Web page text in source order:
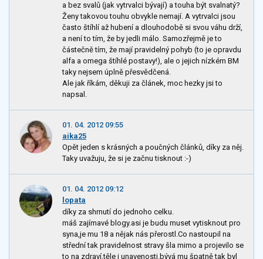
a bez svalů (jak vytrvalci bývají) a touha být svalnatý?
Ženy takovou touhu obvykle nemají. A vytrvalci jsou
často štíhlí až hubení a dlouhodobě si svou váhu drží,
a není to tím, že by jedli málo. Samozřejmě je to
částečně tím, že mají pravidelný pohyb (to je opravdu
alfa a omega štíhlé postavy!), ale o jejich nízkém BM
taky nejsem úplně přesvědčená.
Ale jak říkám, děkuji za článek, moc hezky jsi to
napsal.
01. 04. 2012 09:55
aika25
Opět jeden s krásných a poučných článků, díky za něj.
Taky uvažuju, že si je začnu tisknout :-)
01. 04. 2012 09:12
lopata
díky za shrnutí do jednoho celku.
máš zajímavé blogy.asi je budu muset vytisknout pro
syna,je mu 18 a nějak nás přerostl.Co nastoupil na
střední tak pravidelnost stravy šla mimo a projevilo se
to na zdraví,těle i unavenosti.bývá mu špatně tak byl